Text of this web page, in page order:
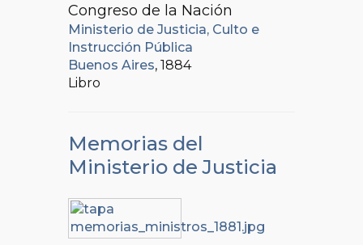
Congreso de la Nación
Ministerio de Justicia, Culto e
Instrucción Pública
Buenos Aires, 1884
Libro
Memorias del
Ministerio de Justicia